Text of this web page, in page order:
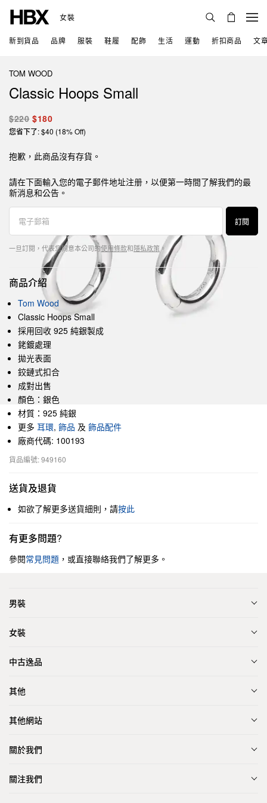
女裝
新到貨品 品牌 服裝 鞋履 配飾 生活 運動 折扣商品 文
TOM WOOD
Classic Hoops Small
$220 $180
您省下了: $40 (18% Off)
抱歉，此商品沒有存貨。
請在下面輸入您的電子郵件地址注册，以便第一時間了解我們的最
新消息和公告。
訂閱
一旦訂閱，代表您同意本公司的使用條款和隱私政策。
商品介紹
Tom Wood
Classic Hoops Small
採用回收 925 純銀製成
銠鍍處理
拋光表面
鉸鏈式扣合
成對出售
顏色：銀色
材質：925 純銀
更多 耳環, 飾品 及 飾品配件
廠商代碼: 100193
貨品編號: 949160
送貨及退貨
如欲了解更多送貨細則，請按此
有更多問題?
參閱常見問題 ，或直接聯絡我們了解更多。
男裝
女裝
中古逸品
其他
其他網站
關於我們
關注我們